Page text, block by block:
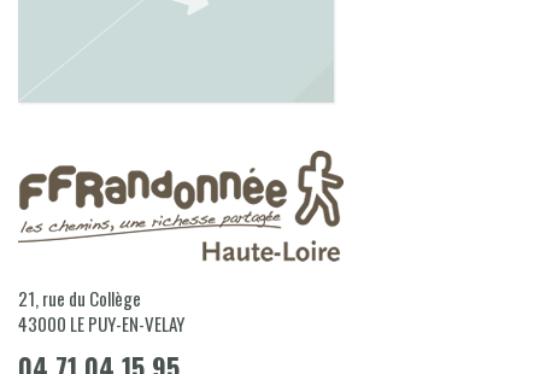
21, rue du Collège
43000 LE PUY-EN-VELAY